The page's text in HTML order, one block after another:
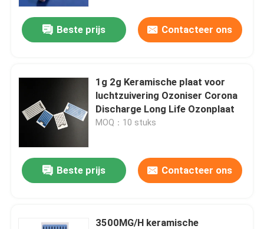
Beste prijs Contacteer ons
1g 2g Keramische plaat voor
luchtzuivering Ozoniser Corona
Discharge Long Life Ozonplaat
MOQ：10 stuks
Beste prijs Contacteer ons
3500MG/H keramische